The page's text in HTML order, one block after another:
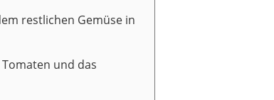
restlichen Gemüse in
und das